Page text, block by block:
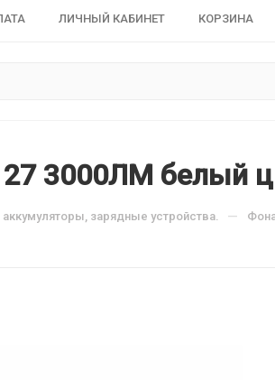
ЛИЧНЫЙ КАБИНЕТ КОРЗИНА
3000ЛМ белый
зарядные устройства. —